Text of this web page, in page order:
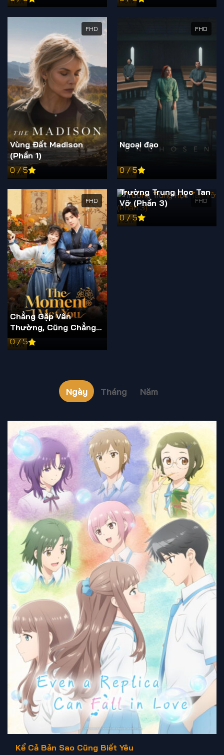
FHD
New
Vùng Đất Madison
(Phần 1)
0 / 5
FHD
New
Ngoại đạo
0 / 5
FHD
New
Chẳng Gặp Vân
Thường, Cũng Chẳng
Gặp Người
0 / 5
FHD
New
Trường Trung Học Tan
Vỡ (Phần 3)
0 / 5
Ngày Tháng Năm
Kể Cả Bản Sao Cũng Biết Yêu